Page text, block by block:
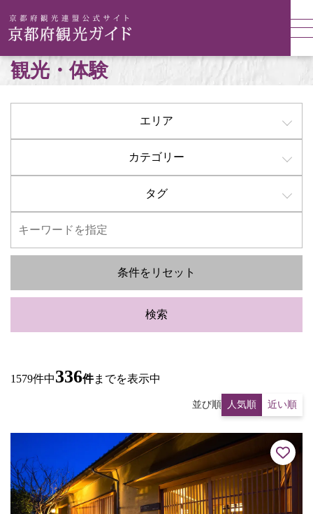
観光・体験
エリア
カテゴリー
タグ
条件をリセット
検索
1579件中336件までを表示中
並び順 人気順 近い順